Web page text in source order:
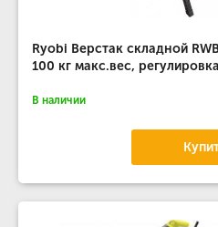
Ryobi Верстак складной
100 кг макс.вес,
В наличии